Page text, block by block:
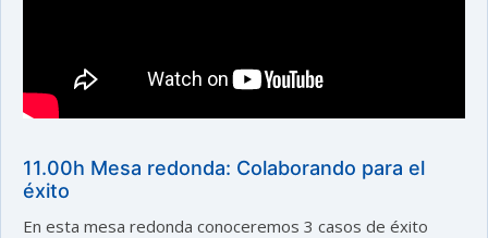
11.00h Mesa redonda: Colaborando para el
éxito
En esta mesa redonda conoceremos 3 casos de éxito